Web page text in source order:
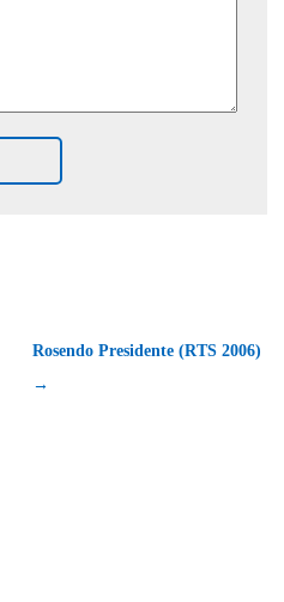
Rosendo Presidente (RTS 2006)
→